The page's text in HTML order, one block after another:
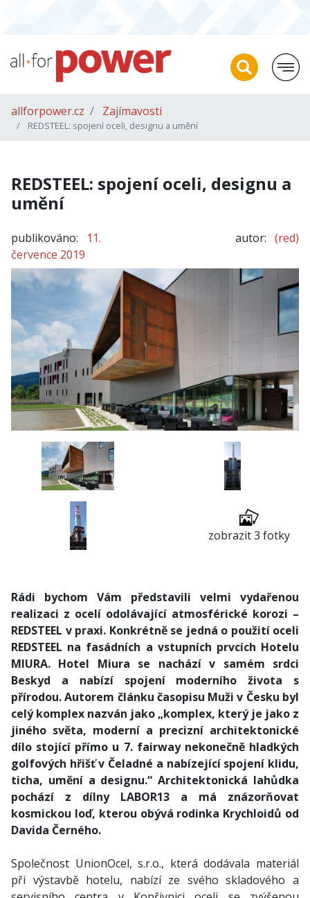
allforpower.cz Zajímavosti
REDSTEEL: spojení oceli, designu a umění
REDSTEEL: spojení oceli, designu a
umění
publikováno:
11.
července 2019
autor: (red)
zobrazit 3 fotky
Rádi bychom Vám představili velmi vydařenou
realizaci z ocelí odolávající atmosférické korozi –
REDSTEEL v praxi. Konkrétně se jedná o použití oceli
REDSTEEL na fasádních a vstupních prvcích Hotelu
MIURA. Hotel Miura se nachází v samém srdci
Beskyd a nabízí spojení moderního života s
přírodou. Autorem článku časopisu Muži v Česku byl
celý komplex nazván jako „komplex, který je jako z
jiného světa, moderní a precizní architektonické
dílo stojící přímo u 7. fairway nekonečně hladkých
golfových hřišť v Čeladné a nabízející spojení klidu,
ticha, umění a designu.“ Architektonická lahůdka
pochází z dílny LABOR13 a má znázorňovat
kosmickou loď, kterou obývá rodinka Krychloidů od
Davida Černého.
Společnost UnionOcel, s.r.o., která dodávala materiál
při výstavbě hotelu, nabízí ze svého skladového a